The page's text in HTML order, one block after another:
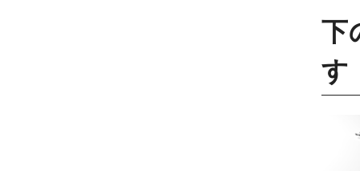
下
す